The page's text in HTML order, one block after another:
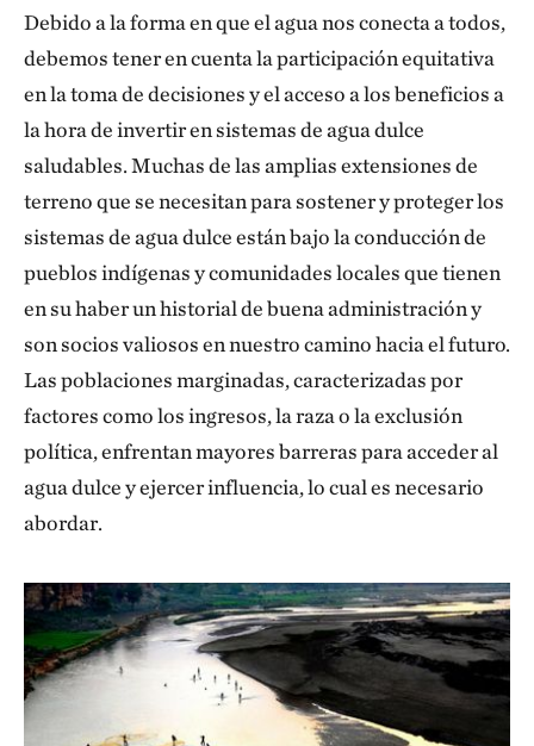
Debido a la forma en que el agua nos conecta a todos,
debemos tener en cuenta la participación equitativa
en la toma de decisiones y el acceso a los beneficios a
la hora de invertir en sistemas de agua dulce
saludables. Muchas de las amplias extensiones de
terreno que se necesitan para sostener y proteger los
sistemas de agua dulce están bajo la conducción de
pueblos indígenas y comunidades locales que tienen
en su haber un historial de buena administración y
son socios valiosos en nuestro camino hacia el futuro.
Las poblaciones marginadas, caracterizadas por
factores como los ingresos, la raza o la exclusión
política, enfrentan mayores barreras para acceder al
agua dulce y ejercer influencia, lo cual es necesario
abordar.